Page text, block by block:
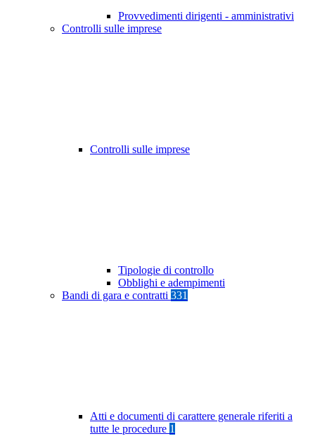
Provvedimenti dirigenti - amministrativi
Controlli sulle imprese
Controlli sulle imprese
Tipologie di controllo
Obblighi e adempimenti
Bandi di gara e contratti 331
Atti e documenti di carattere generale riferiti a
tutte le procedure 1